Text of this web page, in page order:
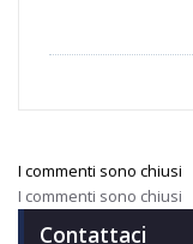
I commenti sono chiusi
I commenti sono chiusi
Contattaci